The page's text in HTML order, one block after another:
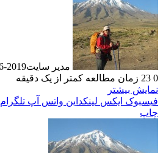
مدیر سایت2019-06-30
0
زمان مطالعه کمتر از یک دقیقه
نمایش بیشتر
فیسبوک ایکس لینکداین واتس آپ تلگرام
چاپ